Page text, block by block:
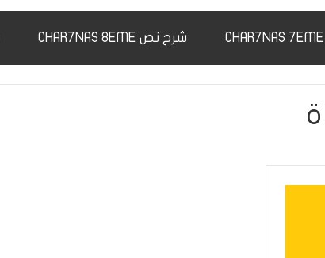
شرح نص CHAR7NAS 8EME